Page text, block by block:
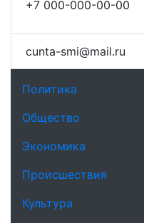
+7 000-000-00-00
сunta-smi@mail.ru
Основная
Политика
Общество
Экономика
Происшествия
Культура